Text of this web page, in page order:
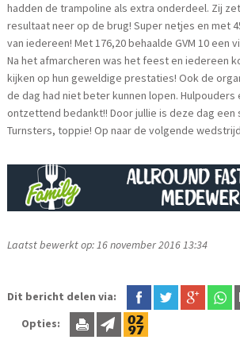
hadden de trampoline als extra onderdeel. Zij
resultaat neer op de brug! Super netjes en met
van iedereen! Met 176,20 behaalde GVM 10 een
Na het afmarcheren was het feest en iedereen
kijken op hun geweldige prestaties! Ook de
de dag had niet beter kunnen lopen. Hulpouders
ontzettend bedankt!! Door jullie is deze dag een
Turnsters, toppie! Op naar de volgende
Laatst bewerkt op: 16 november 2016 13:34
Dit bericht delen via:
Opties: